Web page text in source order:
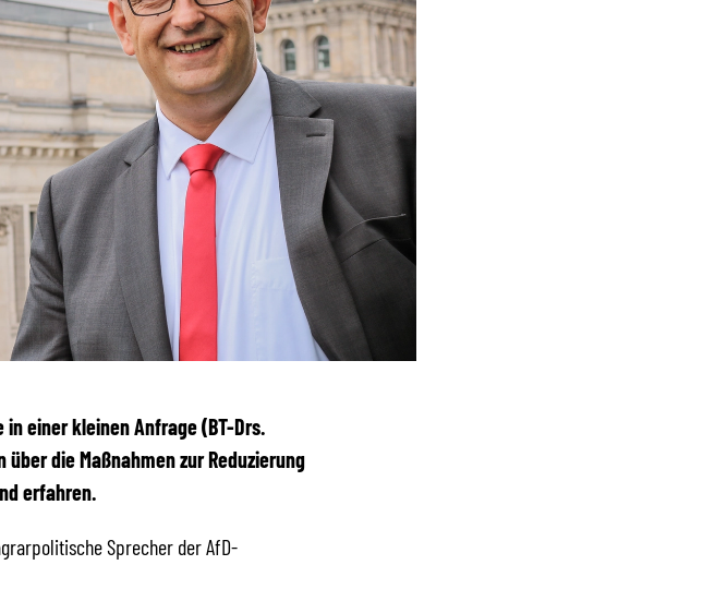
in einer kleinen Anfrage (BT-Drs.
die Maßnahmen zur Reduzierung
erfahren.
Sprecher der AfD-